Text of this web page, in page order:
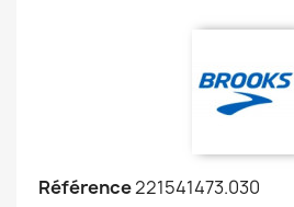
Référence221541473.030